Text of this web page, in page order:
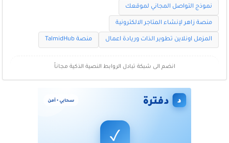
نموذج التواصل المجاني لموقعك
منصة زاهر لإنشاء المتاجر الالكترونية
المزمل اونلاين تطوير الذات وريادة اعمال منصة TalmidHub
انضم الى شبكة تبادل الروابط النصية الذكية مجاناً